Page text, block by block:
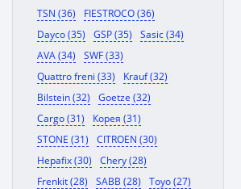
TSN (36)
FIESTROCO (36)
Dayco (35)
GSP (35)
Sasic (34)
AVA (34)
SWF (33)
Quattro freni (33)
Krauf (32)
Bilstein (32)
Goetze (32)
Cargo (31)
Корея (31)
STONE (31)
CITROEN (30)
Hepafix (30)
Chery (28)
Frenkit (28)
SABB (28)
Toyo (27)